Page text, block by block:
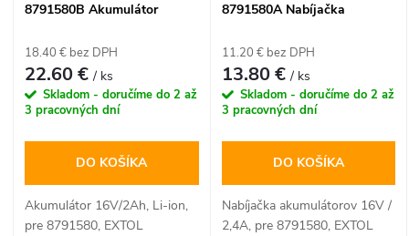
8791580B Akumulátor
18.40 € bez DPH
22.60 €/ ks
Skladom - doručíme do 2 až
3 pracovných dní
DO KOŠÍKA
Akumulátor 16V/2Ah, Li-ion,
pre 8791580, EXTOL
8791580A Nabíjačka
8791580
11.20 € bez DPH
13.80 €/ ks
Skladom - doručíme do 2 až
3 pracovných dní
DO KOŠÍKA
Nabíjačka akumulátorov 16V /
2,4A, pre 8791580, EXTOL